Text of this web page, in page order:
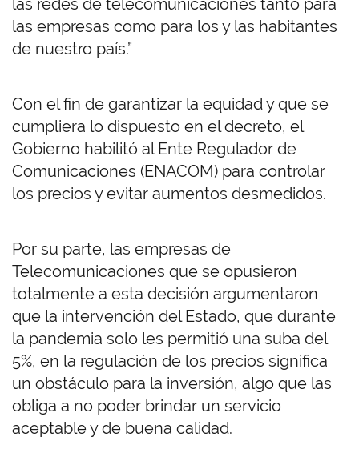
las redes de telecomunicaciones tanto para
las empresas como para los y las habitantes
de nuestro país.”
Con el fin de garantizar la equidad y que se
cumpliera lo dispuesto en el decreto, el
Gobierno habilitó al Ente Regulador de
Comunicaciones (ENACOM) para controlar
los precios y evitar aumentos desmedidos.
Por su parte, las empresas de
Telecomunicaciones que se opusieron
totalmente a esta decisión argumentaron
que la intervención del Estado, que durante
la pandemia solo les permitió una suba del
5%, en la regulación de los precios significa
un obstáculo para la inversión, algo que las
obliga a no poder brindar un servicio
aceptable y de buena calidad.